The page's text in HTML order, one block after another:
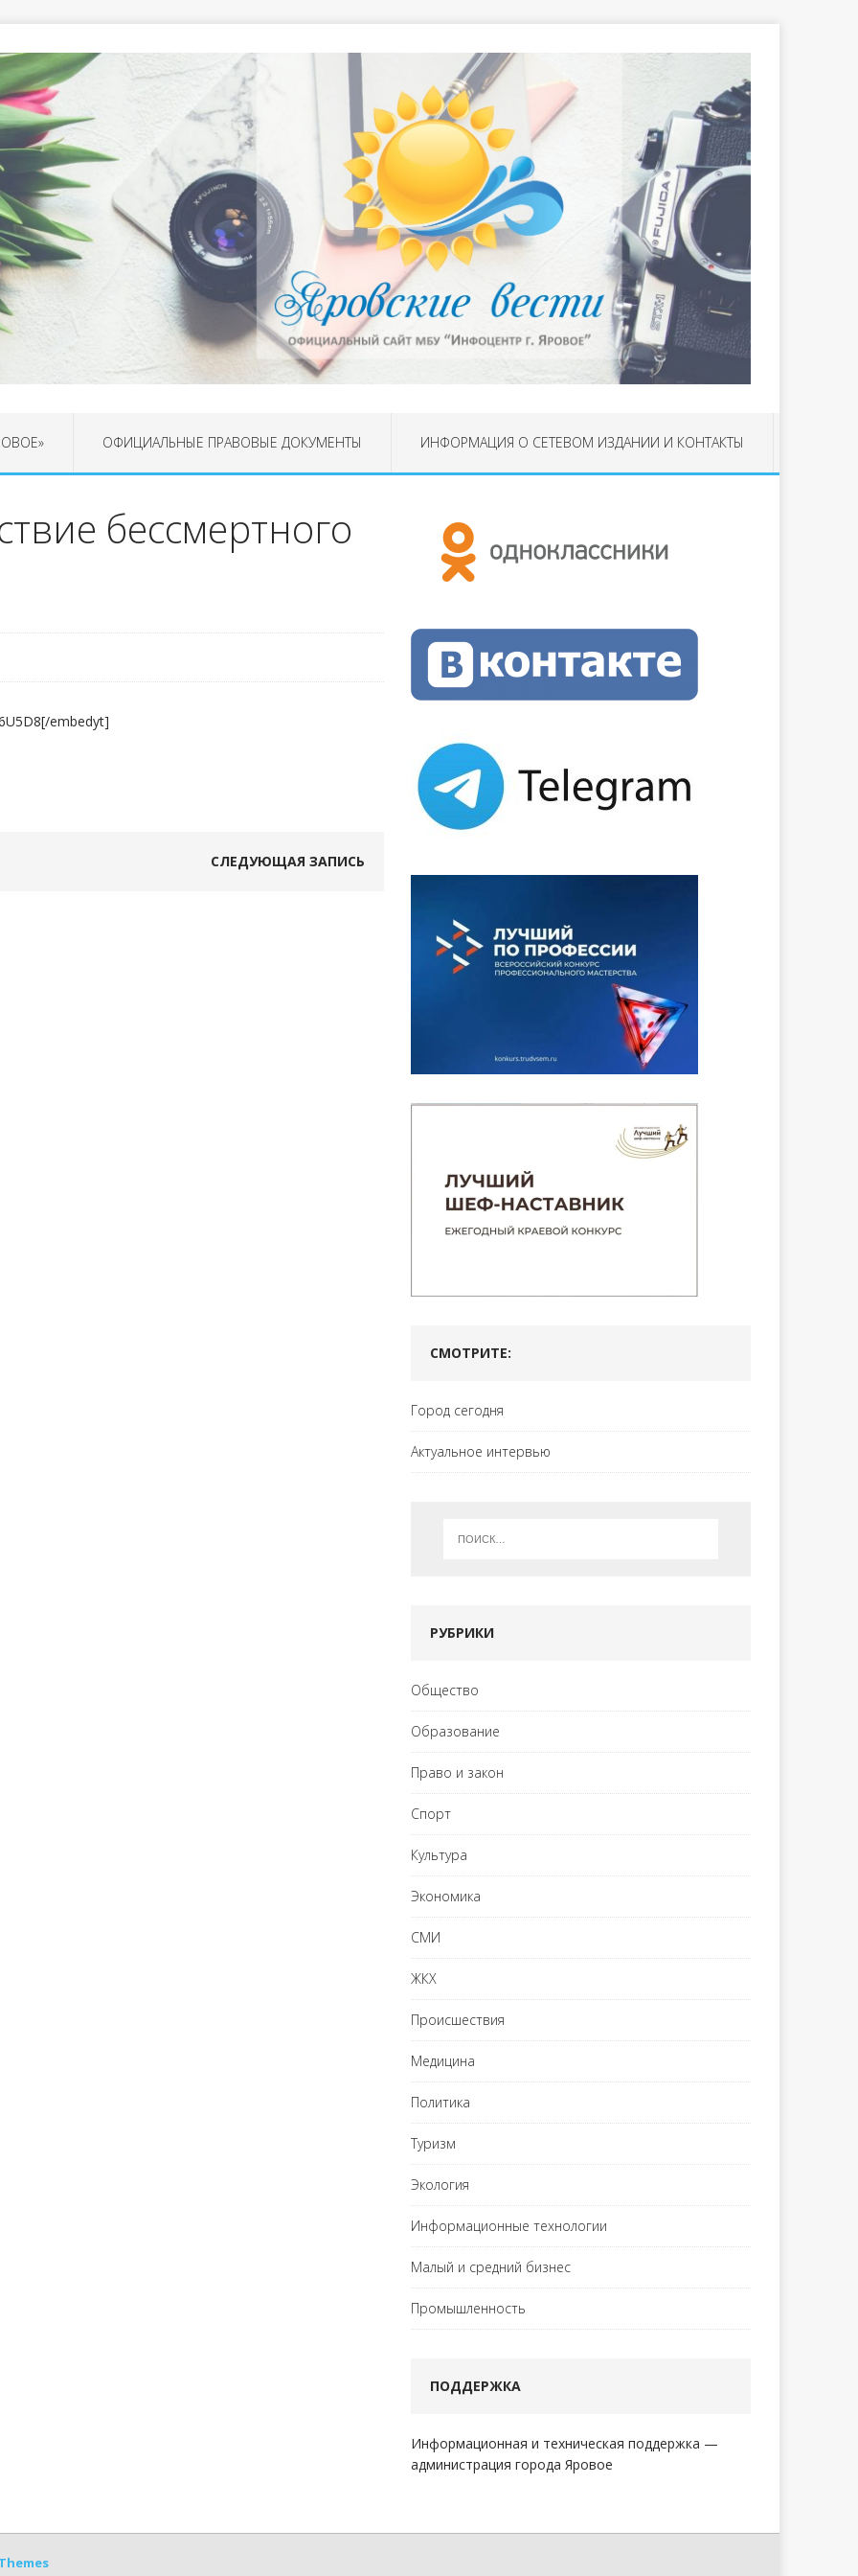
ОФИЦИАЛЬНЫЕ ПРАВОВЫЕ ДОКУМЕНТЫ ИНФОРМАЦИЯ О СЕТЕВОМ ИЗДАНИИ И КОНТАКТЫ
бессмертного
embedyt]
СЛЕДУЮЩАЯ ЗАПИСЬ
СМОТРИТЕ:
Город сегодня
Актуальное интервью
РУБРИКИ
Общество
Образование
Право и закон
Спорт
Культура
Экономика
СМИ
ЖКХ
Происшествия
Медицина
Политика
Туризм
Экология
Информационные технологии
Малый и средний бизнес
Промышленность
ПОДДЕРЖКА
Информационная и техническая поддержка —
администрация города Яровое